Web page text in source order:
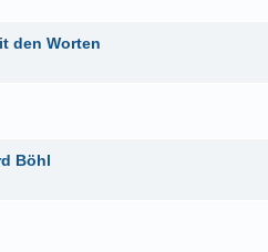
den Worten
Böhl